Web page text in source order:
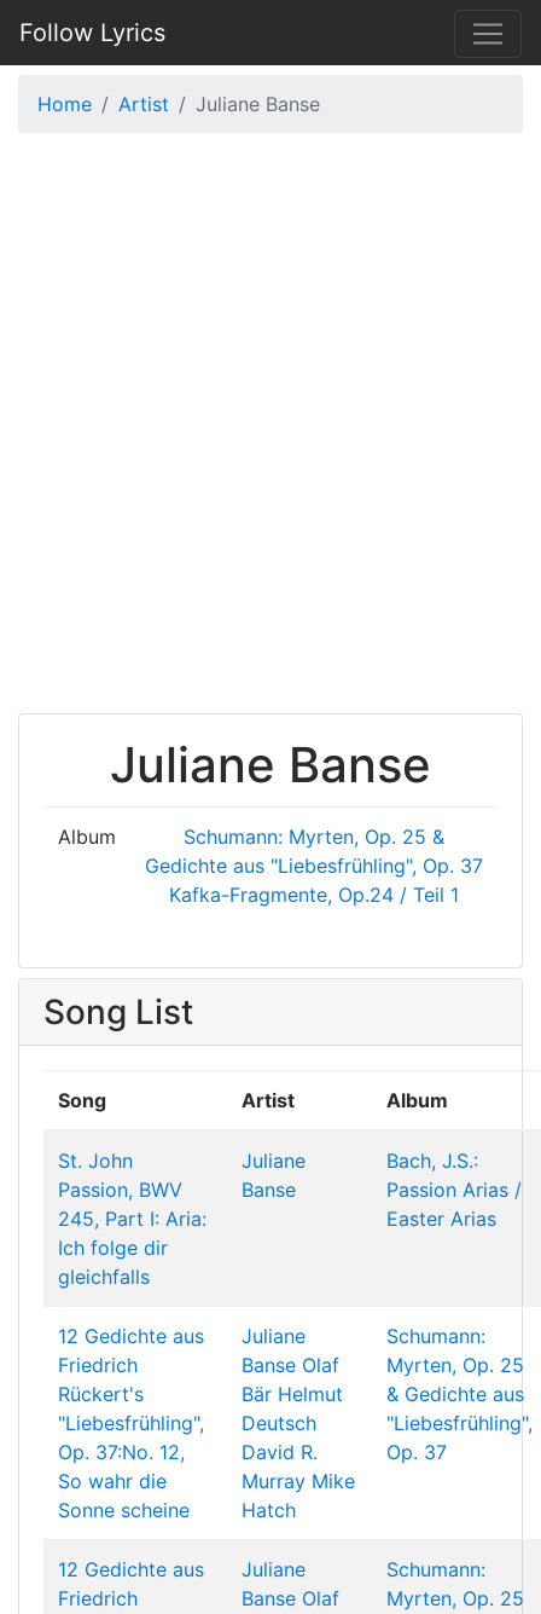
Follow Lyrics
Home Artist Juliane Banse
Juliane Banse
Album
Schumann: Myrten, Op. 25 &
Gedichte aus "Liebesfrühling", Op. 37
Kafka-Fragmente, Op.24 / Teil 1
Song List
Song Artist Album
St. John
Passion, BWV
245, Part I: Aria:
Ich folge dir
gleichfalls
Juliane
Banse
Bach, J.S.:
Passion Arias /
Easter Arias
12 Gedichte aus
Friedrich
Rückert's
"Liebesfrühling",
Op. 37:No. 12,
So wahr die
Sonne scheine
Juliane
Banse Olaf
Bär Helmut
Deutsch
David R.
Murray Mike
Hatch
Schumann:
Myrten, Op. 25
& Gedichte aus
"Liebesfrühling",
Op. 37
12 Gedichte aus
Friedrich
Juliane
Banse Olaf
Schumann:
Myrten, Op. 25